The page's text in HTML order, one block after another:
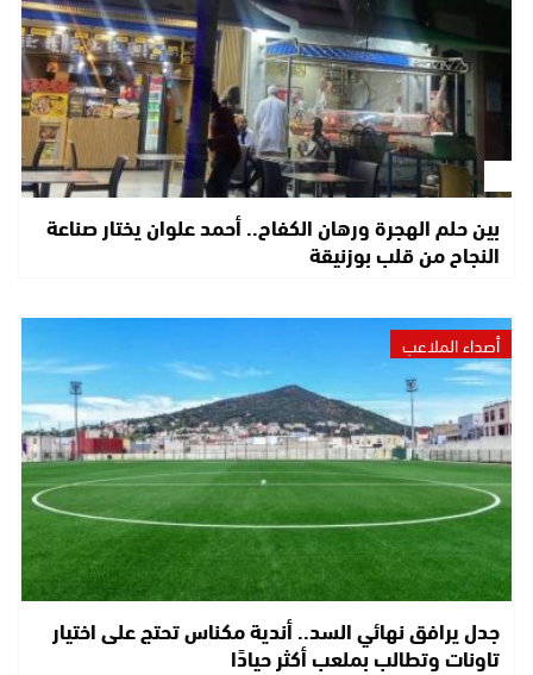
بين حلم الهجرة ورهان الكفاح.. أحمد علوان يختار صناعة
النجاح من قلب بوزنيقة
أصداء الملاعب
جدل يرافق نهائي السد.. أندية مكناس تحتج على اختيار
تاونات وتطالب بملعب أكثر حيادًا